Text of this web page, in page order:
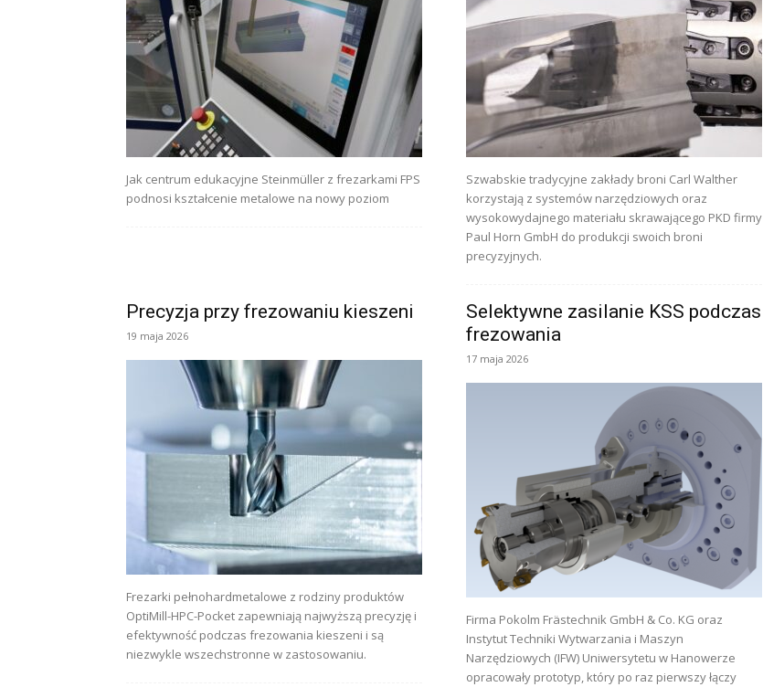
Jak centrum edukacyjne Steinmüller z frezarkami FPS
podnosi kształcenie metalowe na nowy poziom
Szwabskie tradycyjne zakłady broni Carl Walther
korzystają z systemów narzędziowych oraz
wysokowydajnego materiału skrawającego PKD firmy
Paul Horn GmbH do produkcji swoich broni
precyzyjnych.
Precyzja przy frezowaniu kieszeni
19 maja 2026
Frezarki pełnohardmetalowe z rodziny produktów
OptiMill-HPC-Pocket zapewniają najwyższą precyzję i
efektywność podczas frezowania kieszeni i są
niezwykle wszechstronne w zastosowaniu.
Selektywne zasilanie KSS podczas
frezowania
17 maja 2026
Firma Pokolm Frästechnik GmbH & Co. KG oraz
Instytut Techniki Wytwarzania i Maszyn
Narzędziowych (IFW) Uniwersytetu w Hanowerze
opracowały prototyp, który po raz pierwszy łączy